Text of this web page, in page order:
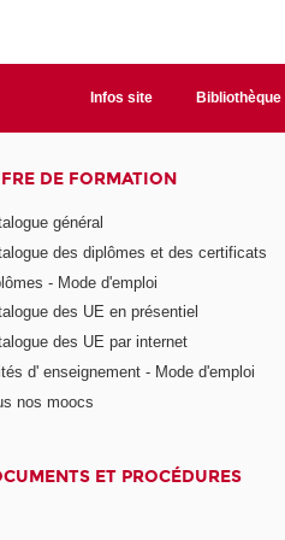
Infos site Bibliothèque
DE FORMATION
général
des diplômes et des certificats
- Mode d'emploi
des UE en présentiel
des UE par internet
d' enseignement - Mode d'emploi
nos moocs
ET PROCÉDURES